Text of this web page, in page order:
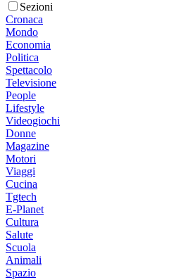
Sezioni
Cronaca
Mondo
Economia
Politica
Spettacolo
Televisione
People
Lifestyle
Videogiochi
Donne
Magazine
Motori
Viaggi
Cucina
Tgtech
E-Planet
Cultura
Salute
Scuola
Animali
Spazio